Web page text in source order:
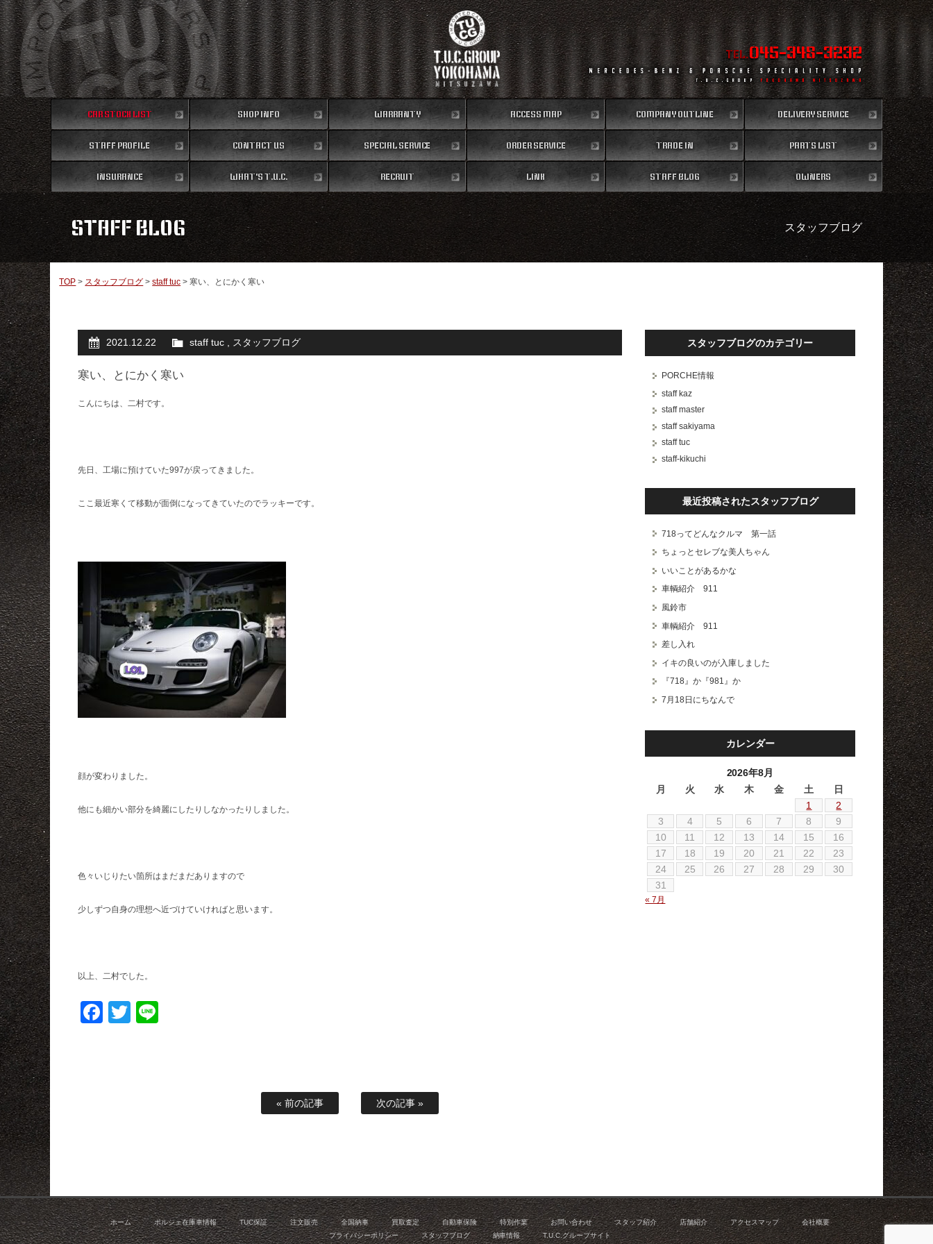
TEL.045-348-3232
CAR STOCK LIST
在庫車両情報
SHOP INFO
店舗情報
WARRANTY
保証内容
ACCESS MAP
地図
COMPANY OUTLINE
会社概要
DELIVERY SERVICE
全国納車
STAFF PROFILE
スタッフ紹介
CONTACT US
お問い合わせ
SPECIAL SERVICE
特別作業
ORDER SERVICE
注文販売
TRADE IN
買取無料査定
PARTS LIST
パーツリスト
INSURANCE WHAT'S T.U.C.
TUCとは？
RECRUIT
リクルート
LINK
リンク
STAFF BLOG
スタッフブログ
OWNERS
納車情報
STAFF BLOG スタッフブログ
TOP > スタッフブログ >staff tuc >寒い、とにかく寒い
2021.12.22 staff tuc スタッフブログ
寒い、とにかく寒い
こんにちは、二村です。
先日、工場に預けていた997が戻ってきました。
ここ最近寒くて移動が面倒になってきていたのでラッキーです。
顔が変わりました。
他にも細かい部分を綺麗にしたりしなかったりしました。
色々いじりたい箇所はまだまだありますので
少しずつ自身の理想へ近づけていければと思います。
以上、二村でした。
Facebook
Twitter
« 前の記事 次の記事 »
スタッフブログのカテゴリー
PORCHE情報
staff kaz
staff master
staff sakiyama
staff tuc
staff-kikuchi
最近投稿されたスタッフブログ
718ってどんなクルマ 第一話
ちょっとセレブな美人ちゃん
いいことがあるかな
車輌紹介 911
風鈴市
車輌紹介 911
差し入れ
イキの良いのが入庫しました
『718』か『981』か
7月18日にちなんで
カレンダー
2026年8月
月
火 水 木 金 土
日
1
2
3
4 5 6 7 8
9
10
11 12 13 14 15
16
17
18 19 20 21 22
23
24
25 26 27 28 29
30
31
« 7月
ホーム ポルシェ在庫車情報 TUC保証 注文販売 全国納車 買取査定 自動車保険 特別作業 お問い合わせ スタッフ紹介 店舗紹介 アクセスマップ
会社概要
プライバシーポリシー
スタッフブログ 納車情報 T.U.C.グループサイト